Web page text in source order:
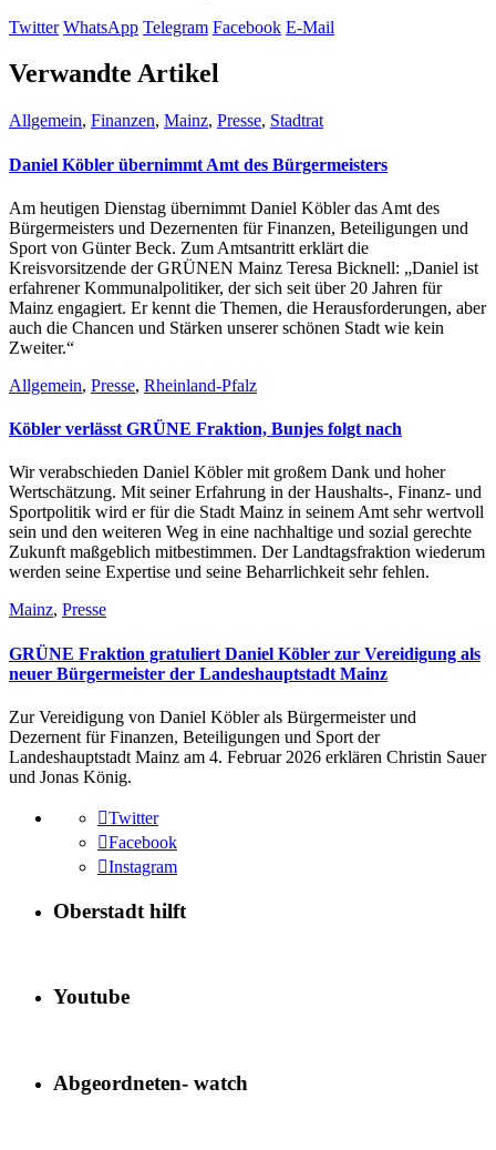
Twitter WhatsApp Telegram Facebook E-Mail
Verwandte Artikel
Allgemein, Finanzen, Mainz, Presse, Stadtrat
Daniel Köbler übernimmt Amt des Bürgermeisters
Am heutigen Dienstag übernimmt Daniel Köbler das Amt des
Bürgermeisters und Dezernenten für Finanzen, Beteiligungen und
Sport von Günter Beck. Zum Amtsantritt erklärt die
Kreisvorsitzende der GRÜNEN Mainz Teresa Bicknell: „Daniel ist
erfahrener Kommunalpolitiker, der sich seit über 20 Jahren für
Mainz engagiert. Er kennt die Themen, die Herausforderungen, aber
auch die Chancen und Stärken unserer schönen Stadt wie kein
Zweiter.“
Allgemein, Presse, Rheinland-Pfalz
Köbler verlässt GRÜNE Fraktion, Bunjes folgt nach
Wir verabschieden Daniel Köbler mit großem Dank und hoher
Wertschätzung. Mit seiner Erfahrung in der Haushalts-, Finanz- und
Sportpolitik wird er für die Stadt Mainz in seinem Amt sehr wertvoll
sein und den weiteren Weg in eine nachhaltige und sozial gerechte
Zukunft maßgeblich mitbestimmen. Der Landtagsfraktion wiederum
werden seine Expertise und seine Beharrlichkeit sehr fehlen.
Mainz, Presse
GRÜNE Fraktion gratuliert Daniel Köbler zur Vereidigung als
neuer Bürgermeister der Landeshauptstadt Mainz
Zur Vereidigung von Daniel Köbler als Bürgermeister und
Dezernent für Finanzen, Beteiligungen und Sport der
Landeshauptstadt Mainz am 4. Februar 2026 erklären Christin Sauer
und Jonas König.
Twitter
Facebook
Instagram
Oberstadt hilft
Youtube
Abgeordneten- watch